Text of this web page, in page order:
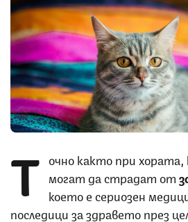
Т очно както при
могат да страдат от
което е сериозен
последици за здравето през